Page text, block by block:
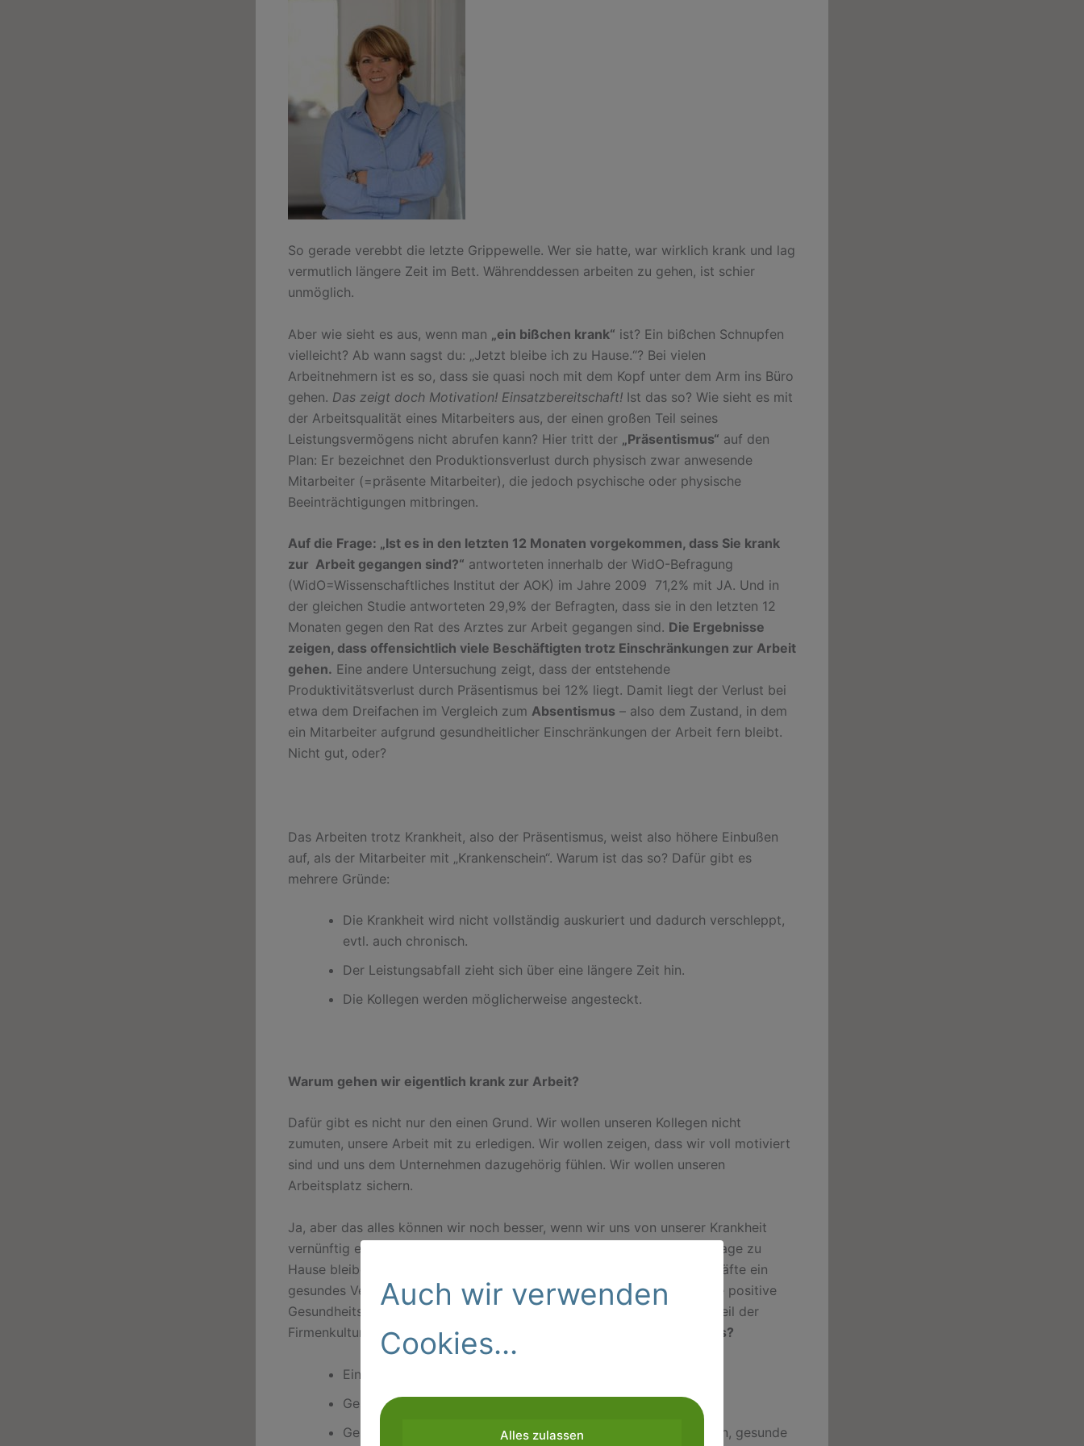
So gerade verebbt die letzte Grippewelle. Wer sie hatte, war wirklich krank und lag
vermutlich längere Zeit im Bett. Währenddessen arbeiten zu gehen, ist schier
unmöglich.
Aber wie sieht es aus, wenn man „ein bißchen krank“ ist? Ein bißchen Schnupfen
vielleicht? Ab wann sagst du: „Jetzt bleibe ich zu Hause.“? Bei vielen
Arbeitnehmern ist es so, dass sie quasi noch mit dem Kopf unter dem Arm ins Büro
gehen. Das zeigt doch Motivation! Einsatzbereitschaft! Ist das so? Wie sieht es mit
der Arbeitsqualität eines Mitarbeiters aus, der einen großen Teil seines
Leistungsvermögens nicht abrufen kann? Hier tritt der „Präsentismus“ auf den
Plan: Er bezeichnet den Produktionsverlust durch physisch zwar anwesende
Mitarbeiter (=präsente Mitarbeiter), die jedoch psychische oder physische
Beeinträchtigungen mitbringen.
Auf die Frage: „Ist es in den letzten 12 Monaten vorgekommen, dass Sie krank
zur Arbeit gegangen sind?“ antworteten innerhalb der WidO-Befragung
(WidO=Wissenschaftliches Institut der AOK) im Jahre 2009 71,2% mit JA. Und in
der gleichen Studie antworteten 29,9% der Befragten, dass sie in den letzten 12
Monaten gegen den Rat des Arztes zur Arbeit gegangen sind. Die Ergebnisse
zeigen, dass offensichtlich viele Beschäftigten trotz Einschränkungen zur Arbeit
gehen. Eine andere Untersuchung zeigt, dass der entstehende
Produktivitätsverlust durch Präsentismus bei 12% liegt. Damit liegt der Verlust bei
etwa dem Dreifachen im Vergleich zum Absentismus – also dem Zustand, in dem
ein Mitarbeiter aufgrund gesundheitlicher Einschränkungen der Arbeit fern bleibt.
Nicht gut, oder?
Das Arbeiten trotz Krankheit, also der Präsentismus, weist also höhere Einbußen
auf, als der Mitarbeiter mit „Krankenschein“. Warum ist das so? Dafür gibt es
mehrere Gründe:
Die Krankheit wird nicht vollständig auskuriert und dadurch verschleppt,
evtl. auch chronisch.
Der Leistungsabfall zieht sich über eine längere Zeit hin.
Die Kollegen werden möglicherweise angesteckt.
Warum gehen wir eigentlich krank zur Arbeit?
Dafür gibt es nicht nur den einen Grund. Wir wollen unseren Kollegen nicht
zumuten, unsere Arbeit mit zu erledigen. Wir wollen zeigen, dass wir voll motiviert
sind und uns dem Unternehmen dazugehörig fühlen. Wir wollen unseren
Arbeitsplatz sichern.
Ja, aber das alles können wir noch besser, wenn wir uns von unserer Krankheit
vernünftig erholen. Und das geht meist schneller, wenn wir nur einige Tage zu
Hause bleiben. Dazu ist es natürlich sinnvoll, wenn auch die Führungskräfte ein
gesundes Verhalten vorleben. Wenn im Unternehmen grundsätzlich eine positive
Gesundheitsstimmung herrscht, Gesundheit also als wichtiger Bestandteil der
Firmenkultur wahrgenommen wird.
Was hilft noch gegen Präsentismus?
Ein sicherer Arbeitsplatz.
Gesundheit als gelebter Bestandteil der Unternehmenskultur.
Gesunde Arbeitsplätze: Ergonomie, wertschätzendes Verhalten, gesunde
Auch wir verwenden
Cookies...
Alles zulassen